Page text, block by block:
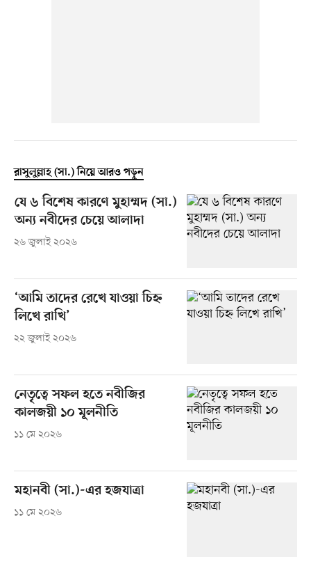
রাসুলুল্লাহ (সা.) নিয়ে আরও পড়ুন
যে ৬ বিশেষ কারণে মুহাম্মদ (সা.)
অন্য নবীদের চেয়ে আলাদা
২৬ জুলাই ২০২৬
‘আমি তাদের রেখে যাওয়া চিহ্ন
লিখে রাখি’
২২ জুলাই ২০২৬
নেতৃত্বে সফল হতে নবীজির
কালজয়ী ১০ মূলনীতি
১১ মে ২০২৬
মহানবী (সা.)-এর হজযাত্রা
১১ মে ২০২৬